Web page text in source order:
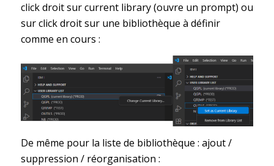
click droit sur current library (ouvre un prompt) ou
sur click droit sur une bibliothèque à définir
comme en cours :
De même pour la liste de bibliothèque : ajout /
suppression / réorganisation :